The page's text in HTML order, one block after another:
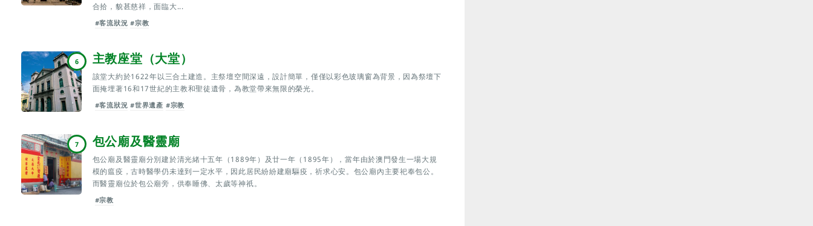
合拾，貌甚慈祥，面臨大...
#客流狀況 #宗教
6 主教座堂（大堂）
該堂大約於1622年以三合土建造。主祭壇空間深遠，設計簡單，僅僅以彩色玻璃窗為背景，因為祭壇下
面掩埋著16和17世紀的主教和聖徒遺骨，為教堂帶來無限的榮光。
#客流狀況 #世界遺產 #宗教
7 包公廟及醫靈廟
包公廟及醫靈廟分別建於清光緒十五年（1889年）及廿一年（1895年），當年由於澳門發生一場大規
模的瘟疫，古時醫學仍未達到一定水平，因此居民紛紛建廟驅疫，祈求心安。包公廟內主要祀奉包公。
而醫靈廟位於包公廟旁，供奉睡佛、太歲等神祇。
#宗教